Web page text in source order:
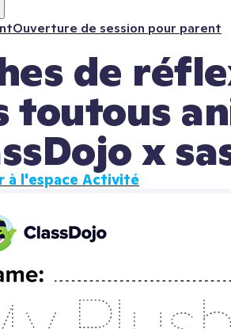
Ouverture de session pour parent
de
toutous
x
à l'espace Activité